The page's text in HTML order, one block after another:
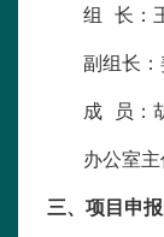
组 长：
副组长
成 员：
办公室
三、项目申报